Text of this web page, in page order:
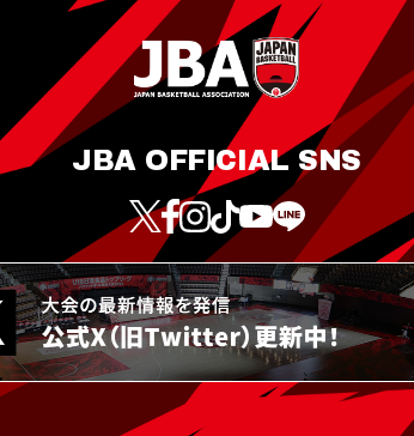
JBA OFFICIAL SNS